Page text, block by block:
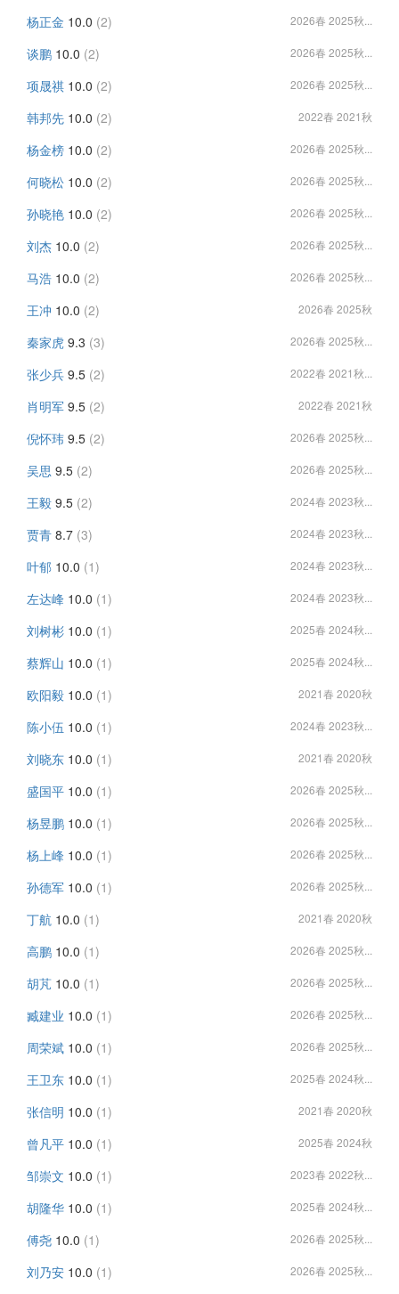
杨正金 10.0 (2) 2026春 2025秋...
谈鹏 10.0 (2) 2026春 2025秋...
项晟祺 10.0 (2) 2026春 2025秋...
韩邦先 10.0 (2) 2022春 2021秋
杨金榜 10.0 (2) 2026春 2025秋...
何晓松 10.0 (2) 2026春 2025秋...
孙晓艳 10.0 (2) 2026春 2025秋...
刘杰 10.0 (2) 2026春 2025秋...
马浩 10.0 (2) 2026春 2025秋...
王冲 10.0 (2) 2026春 2025秋
秦家虎 9.3 (3) 2026春 2025秋...
张少兵 9.5 (2) 2022春 2021秋...
肖明军 9.5 (2) 2022春 2021秋
倪怀玮 9.5 (2) 2026春 2025秋...
吴思 9.5 (2) 2026春 2025秋...
王毅 9.5 (2) 2024春 2023秋...
贾青 8.7 (3) 2024春 2023秋...
叶郁 10.0 (1) 2024春 2023秋...
左达峰 10.0 (1) 2024春 2023秋...
刘树彬 10.0 (1) 2025春 2024秋...
蔡辉山 10.0 (1) 2025春 2024秋...
欧阳毅 10.0 (1) 2021春 2020秋
陈小伍 10.0 (1) 2024春 2023秋...
刘晓东 10.0 (1) 2021春 2020秋
盛国平 10.0 (1) 2026春 2025秋...
杨昱鹏 10.0 (1) 2026春 2025秋...
杨上峰 10.0 (1) 2026春 2025秋...
孙德军 10.0 (1) 2026春 2025秋...
丁航 10.0 (1) 2021春 2020秋
高鹏 10.0 (1) 2026春 2025秋...
胡芃 10.0 (1) 2026春 2025秋...
臧建业 10.0 (1) 2026春 2025秋...
周荣斌 10.0 (1) 2026春 2025秋...
王卫东 10.0 (1) 2025春 2024秋...
张信明 10.0 (1) 2021春 2020秋
曾凡平 10.0 (1) 2025春 2024秋
邹崇文 10.0 (1) 2023春 2022秋...
胡隆华 10.0 (1) 2025春 2024秋...
傅尧 10.0 (1) 2026春 2025秋...
刘乃安 10.0 (1) 2026春 2025秋...